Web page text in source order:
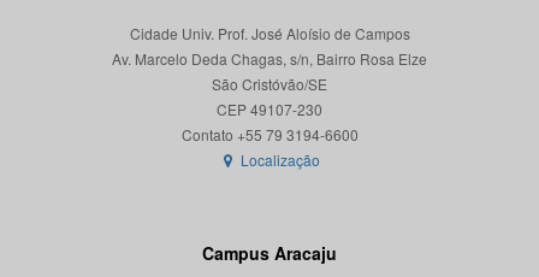
Cidade Univ. Prof. José Aloísio de Campos
Av. Marcelo Deda Chagas, s/n, Bairro Rosa Elze
São Cristóvão/SE
CEP 49107-230
Localização
Campus Aracaju